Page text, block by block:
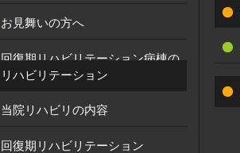
お見舞いの方へ
回復期リハビリテーション病棟の
実績
リハビリテーション
当院リハビリの内容
回復期リハビリテーション